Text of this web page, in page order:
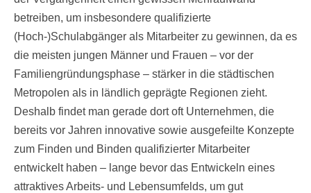
betreiben, um insbesondere qualifizierte
(Hoch-)Schulabgänger als Mitarbeiter zu gewinnen, da es
die meisten jungen Männer und Frauen – vor der
Familiengründungsphase – stärker in die städtischen
Metropolen als in ländlich geprägte Regionen zieht.
Deshalb findet man gerade dort oft Unternehmen, die
bereits vor Jahren innovative sowie ausgefeilte Konzepte
zum Finden und Binden qualifizierter Mitarbeiter
entwickelt haben – lange bevor das Entwickeln eines
attraktives Arbeits- und Lebensumfelds, um gut